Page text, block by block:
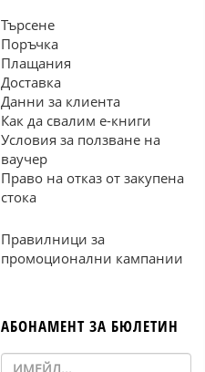
Търсене
Поръчка
Плащания
Доставка
Данни за клиента
Как да свалим е-книги
Условия за ползване на
ваучер
Право на отказ от закупена
стока
Правилници за
промоционални кампании
АБОНАМЕНТ ЗА БЮЛЕТИН